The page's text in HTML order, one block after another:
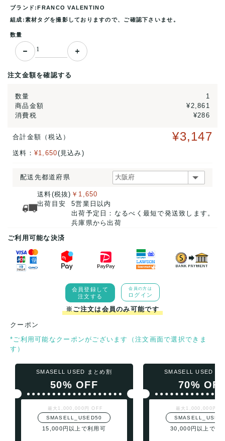
ブランド:FRANCO VALENTINO
組成:素材タグを撮影しておりますので、ご確認下さいませ。
数量
注文金額を確認する
数量
1
商品金額
¥2,861
消費税
¥286
合計金額（税込） ¥3,147
送料： ¥1,650(見込み)
配送先都道府県
送料(税抜)
出荷目安
￥1,650
5営業日以内
出荷予定日：なるべく最短で発送致します。
兵庫県から出荷
ご利用可能な決済
会員登録して
注文する
会員の方は
ログイン
※ご注文は会員のみ可能です
クーポン
*ご利用可能なクーポンがございます（注文画面で選択できま
す）
SMASELL USED まとめ割
50% OFF
最大1,000,000円 OFF
SMASELL_USED50
15,000円以上で利用可
SMASELL USED ま
70%
最大1,000,000円
30,000円以上で利